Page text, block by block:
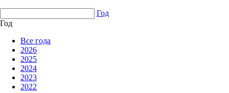
Год
Год
Все года
2026
2025
2024
2023
2022